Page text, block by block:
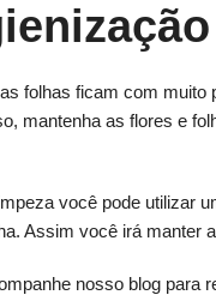
folhas ficam com
mantenha as flores e
você pode utilizar
Assim você irá manter
nosso blog para